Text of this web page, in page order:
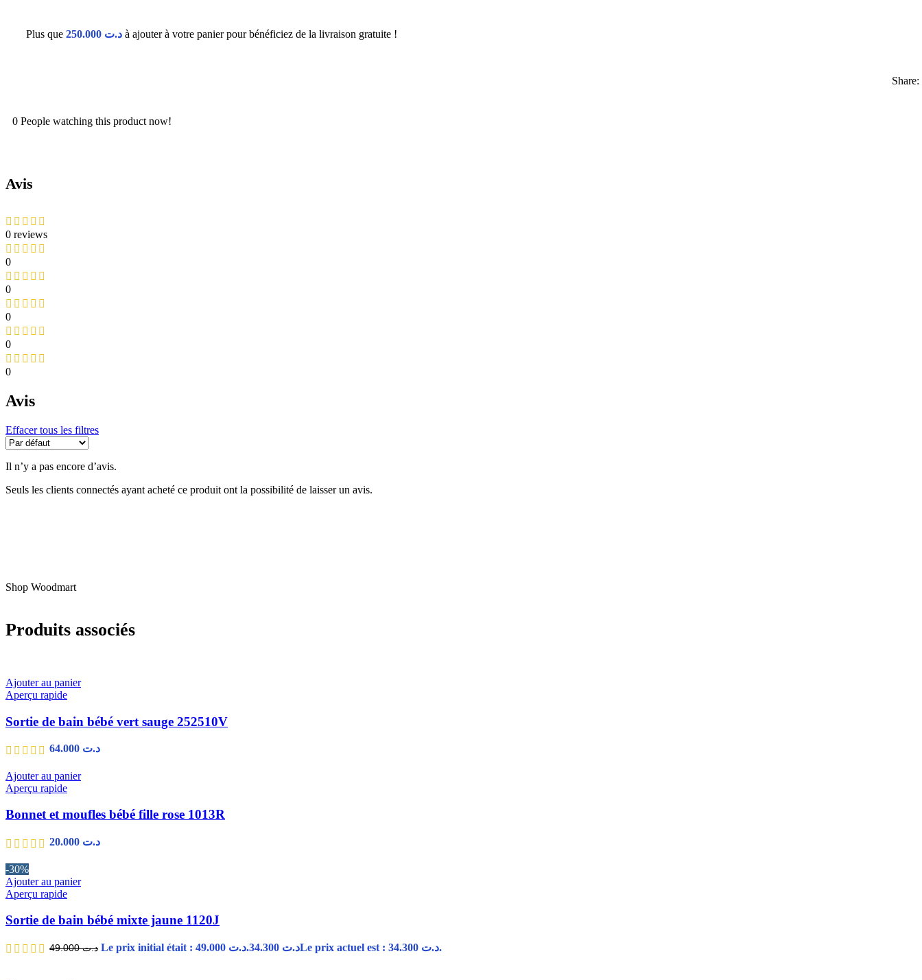
Plus que د.ت à ajouter à votre panier pour bénéficiez de la livraison gratuite !
Share:
0 People watching this product now!
Avis
0 reviews
0
0
0
0
0
Avis
Effacer tous les filtres
Il n’y a pas encore d’avis.
Seuls les clients connectés ayant acheté ce produit ont la possibilité de laisser un avis.
Shop Woodmart
Produits associés
Ajouter au panier
Aperçu rapide
Sortie de bain bébé vert sauge 252510V
د.ت
Ajouter au panier
Aperçu rapide
Bonnet et moufles bébé fille rose 1013R
د.ت
-30%
Ajouter au panier
Aperçu rapide
Sortie de bain bébé mixte jaune 1120J
د.ت49.000 Le prix initial était : د.ت 49.000. د.ت Le prix actuel est : د.ت 34.300.